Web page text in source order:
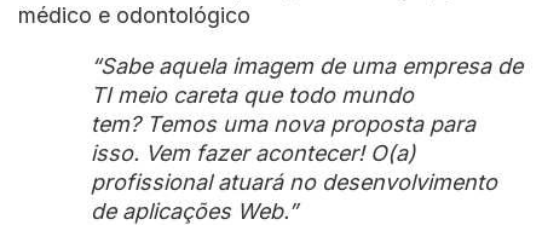
médico e odontológico
“Sabe aquela imagem de uma empresa de
TI meio careta que todo mundo
tem? Temos uma nova proposta para
isso. Vem fazer acontecer! O(a)
profissional atuará no desenvolvimento
de aplicações Web.”